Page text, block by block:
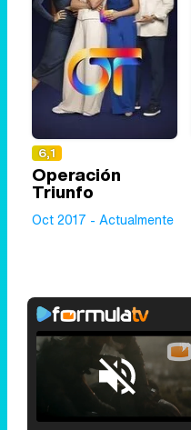
6,1
Operación
Triunfo
Oct 2017 - Actualmente
Unmute
Loaded :